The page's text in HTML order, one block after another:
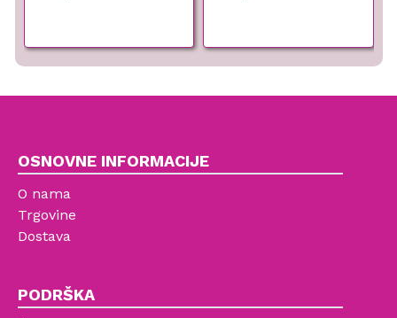
OSNOVNE INFORMACIJE
O nama
Trgovine
Dostava
PODRŠKA